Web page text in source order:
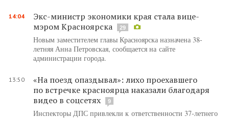
14:04
Экс-министр экономики края стала вице-
мэром Красноярска
29
Новым заместителем главы Красноярска назначена 38-
летняя Анна Петровская, сообщается на сайте
администрации города.
13:50
«На поезд опаздывал»: лихо проехавшего
по встречке красноярца наказали благодаря
видео в соцсетях
9
Инспекторы ДПС привлекли к ответственности 37-летнего